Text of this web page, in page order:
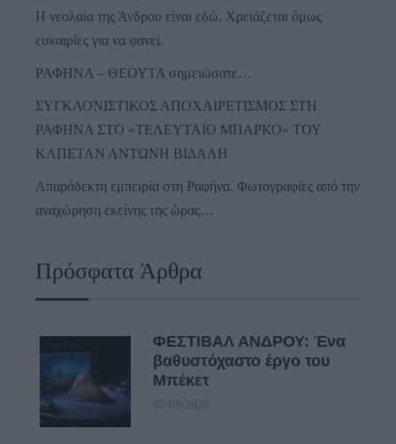
Η νεολαία της Άνδρου είναι εδώ. Χρειάζεται όμως
ευκαιρίες για να φανεί.
ΡΑΦΗΝΑ – ΘΕΟΥΤΑ σημειώσατε…
ΣΥΓΚΛΟΝΙΣΤΙΚΟΣ ΑΠΟΧΑΙΡΕΤΙΣΜΟΣ ΣΤΗ
ΡΑΦΗΝΑ ΣΤΟ «ΤΕΛΕΥΤΑΙΟ ΜΠΑΡΚΟ» ΤΟΥ
ΚΑΠΕΤΑΝ ΑΝΤΩΝΗ ΒΙΔΑΛΗ
Απαράδεκτη εμπειρία στη Ραφήνα. Φωτογραφίες από την
αναχώρηση εκείνης της ώρας…
Πρόσφατα Άρθρα
ΦΕΣΤΙΒΑΛ ΑΝΔΡΟΥ: Ένα
βαθυστόχαστο έργο του
Μπέκετ
07/08/2026